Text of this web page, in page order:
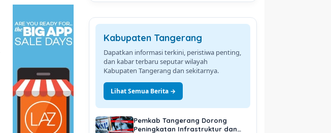
Kabupaten Tangerang
Dapatkan informasi terkini, peristiwa penting,
dan kabar terbaru seputar wilayah
Kabupaten Tangerang dan sekitarnya.
Lihat Semua Berita →
Pemkab Tangerang Dorong
Peningkatan Infrastruktur dan